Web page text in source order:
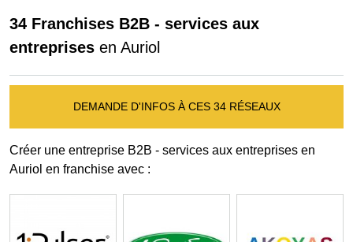
34 Franchises B2B - services aux
entreprises en Auriol
DEMANDE D'INFOS À CES 34 RÉSEAUX
Créer une entreprise B2B - services aux entreprises en
Auriol en franchise avec :